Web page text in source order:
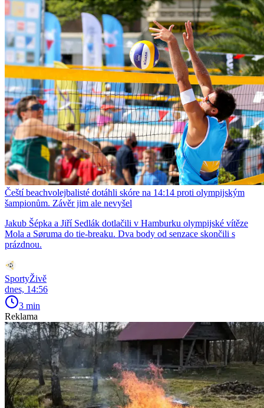
Čeští beachvolejbalisté dotáhli skóre na 14:14 proti olympijským
šampionům. Závěr jim ale nevyšel
Jakub Šépka a Jiří Sedlák dotlačili v Hamburku olympijské vítěze
Mola a Søruma do tie-breaku. Dva body od senzace skončili s
prázdnou.
SportyŽivě
dnes, 14:56
3 min
Reklama